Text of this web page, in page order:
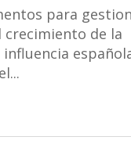
para
crecimiento de la
influencia